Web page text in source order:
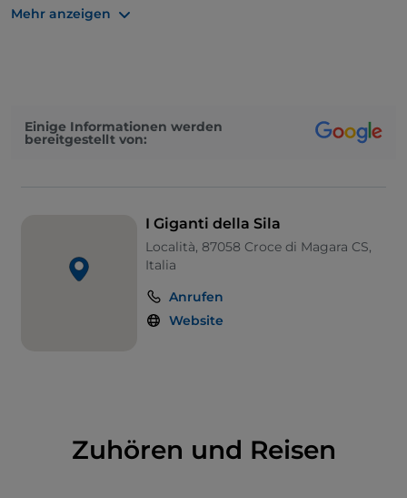
und an der Basis einen Durchmesser von etwa zwei
das seine Eigenschaften hervorhebt. Heute ist
nehmen zu lassen.
Mehr anzeigen
Einige Informationen werden
bereitgestellt von:
I Giganti della Sila
Località, 87058 Croce di Magara CS,
Italia
Anrufen
Website
Zuhören und Reisen